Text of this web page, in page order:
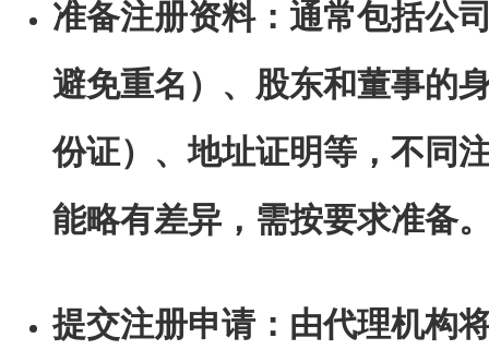
准备注册资料：通常包括公
避免重名）、股东和董事的
份证）、地址证明等，不同
能略有差异，需按要求准备
提交注册申请：由代理机构